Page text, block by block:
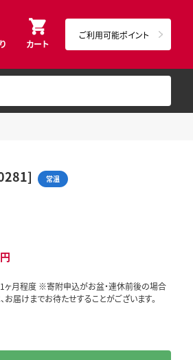
カート
ご利用可能ポイント
常温
円
ヶ月程度 ※寄附申込がお盆・連休前後の場合
届けまでお待たせすることがございます。